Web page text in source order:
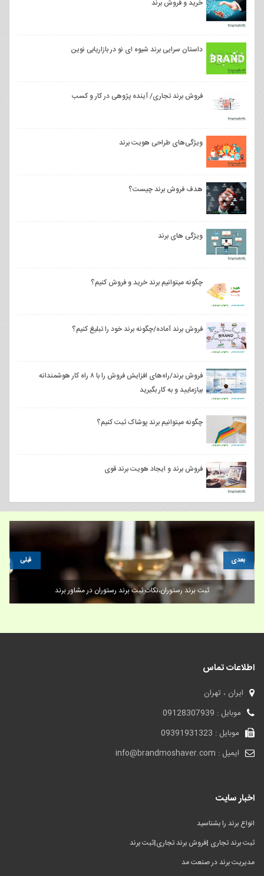
خرید و فروش برند
داستان سرایی برند شیوه ای نو در بازاریابی نوین
فروش برند تجاری/ آینده پژوهی در کار و کسب
ویژگی‌های طراحی هویت برند
هدف فروش برند چیست؟
ویژگی های برند
چگونه میتوانیم برند خرید و فروش کنیم؟
فروش برند آماده/چگونه برند خود را تبلیغ کنیم؟
فروش برند/راه‌های افزایش فروش را با ۸ راه ‌کار هوشمندانه
بیازمایید و به کار بگیرید
چگونه میتوانیم برند پوشاک ثبت کنیم؟
فروش برند و ایجاد هویت برند قوی
ثبت برند رستوران،نکات ثبت برند رستوران در مشاور برند
قبلی بعدی
اطلاعات تماس
ایران ، تهران
موبایل : 09128307939
موبایل : 09391931323
ایمیل : info@brandmoshaver.com
اخبار سایت
انواع برند را بشناسید
ثبت برند تجاری |فروش برند تجاری|ثبت برند
مدیریت برند در صنعت مد